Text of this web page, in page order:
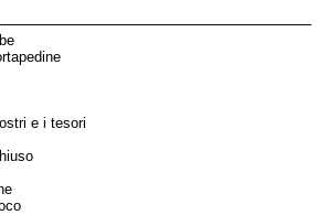
e i tesori